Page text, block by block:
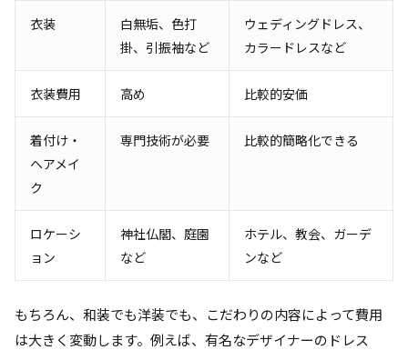
衣装
白無垢、色打
掛、引振袖など
ウェディングドレス、
カラードレスなど
衣装費用 高め 比較的安価
着付け・
ヘアメイ
ク
専門技術が必要 比較的簡略化できる
ロケーシ
ョン
神社仏閣、庭園
など
ホテル、教会、ガーデ
ンなど
もちろん、和装でも洋装でも、こだわりの内容によって費用
は大きく変動します。例えば、有名なデザイナーのドレス